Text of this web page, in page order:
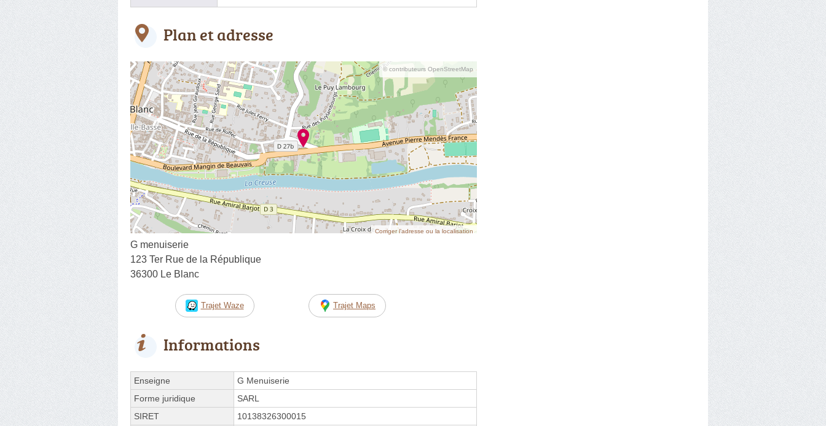
Plan et adresse
© contributeurs OpenStreetMap
Corriger l’adresse ou la localisation
G menuiserie
123 Ter Rue de la République
36300 Le Blanc
Trajet Waze Trajet Maps
Informations
Enseigne
G Menuiserie
Forme juridique
SARL
SIRET
10138326300015